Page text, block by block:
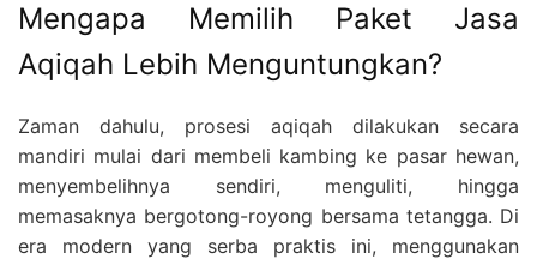
Mengapa Memilih Paket Jasa
Aqiqah Lebih Menguntungkan?
Zaman dahulu, prosesi aqiqah dilakukan secara
mandiri mulai dari membeli kambing ke pasar hewan,
menyembelihnya sendiri, menguliti, hingga
memasaknya bergotong-royong bersama tetangga. Di
era modern yang serba praktis ini, menggunakan